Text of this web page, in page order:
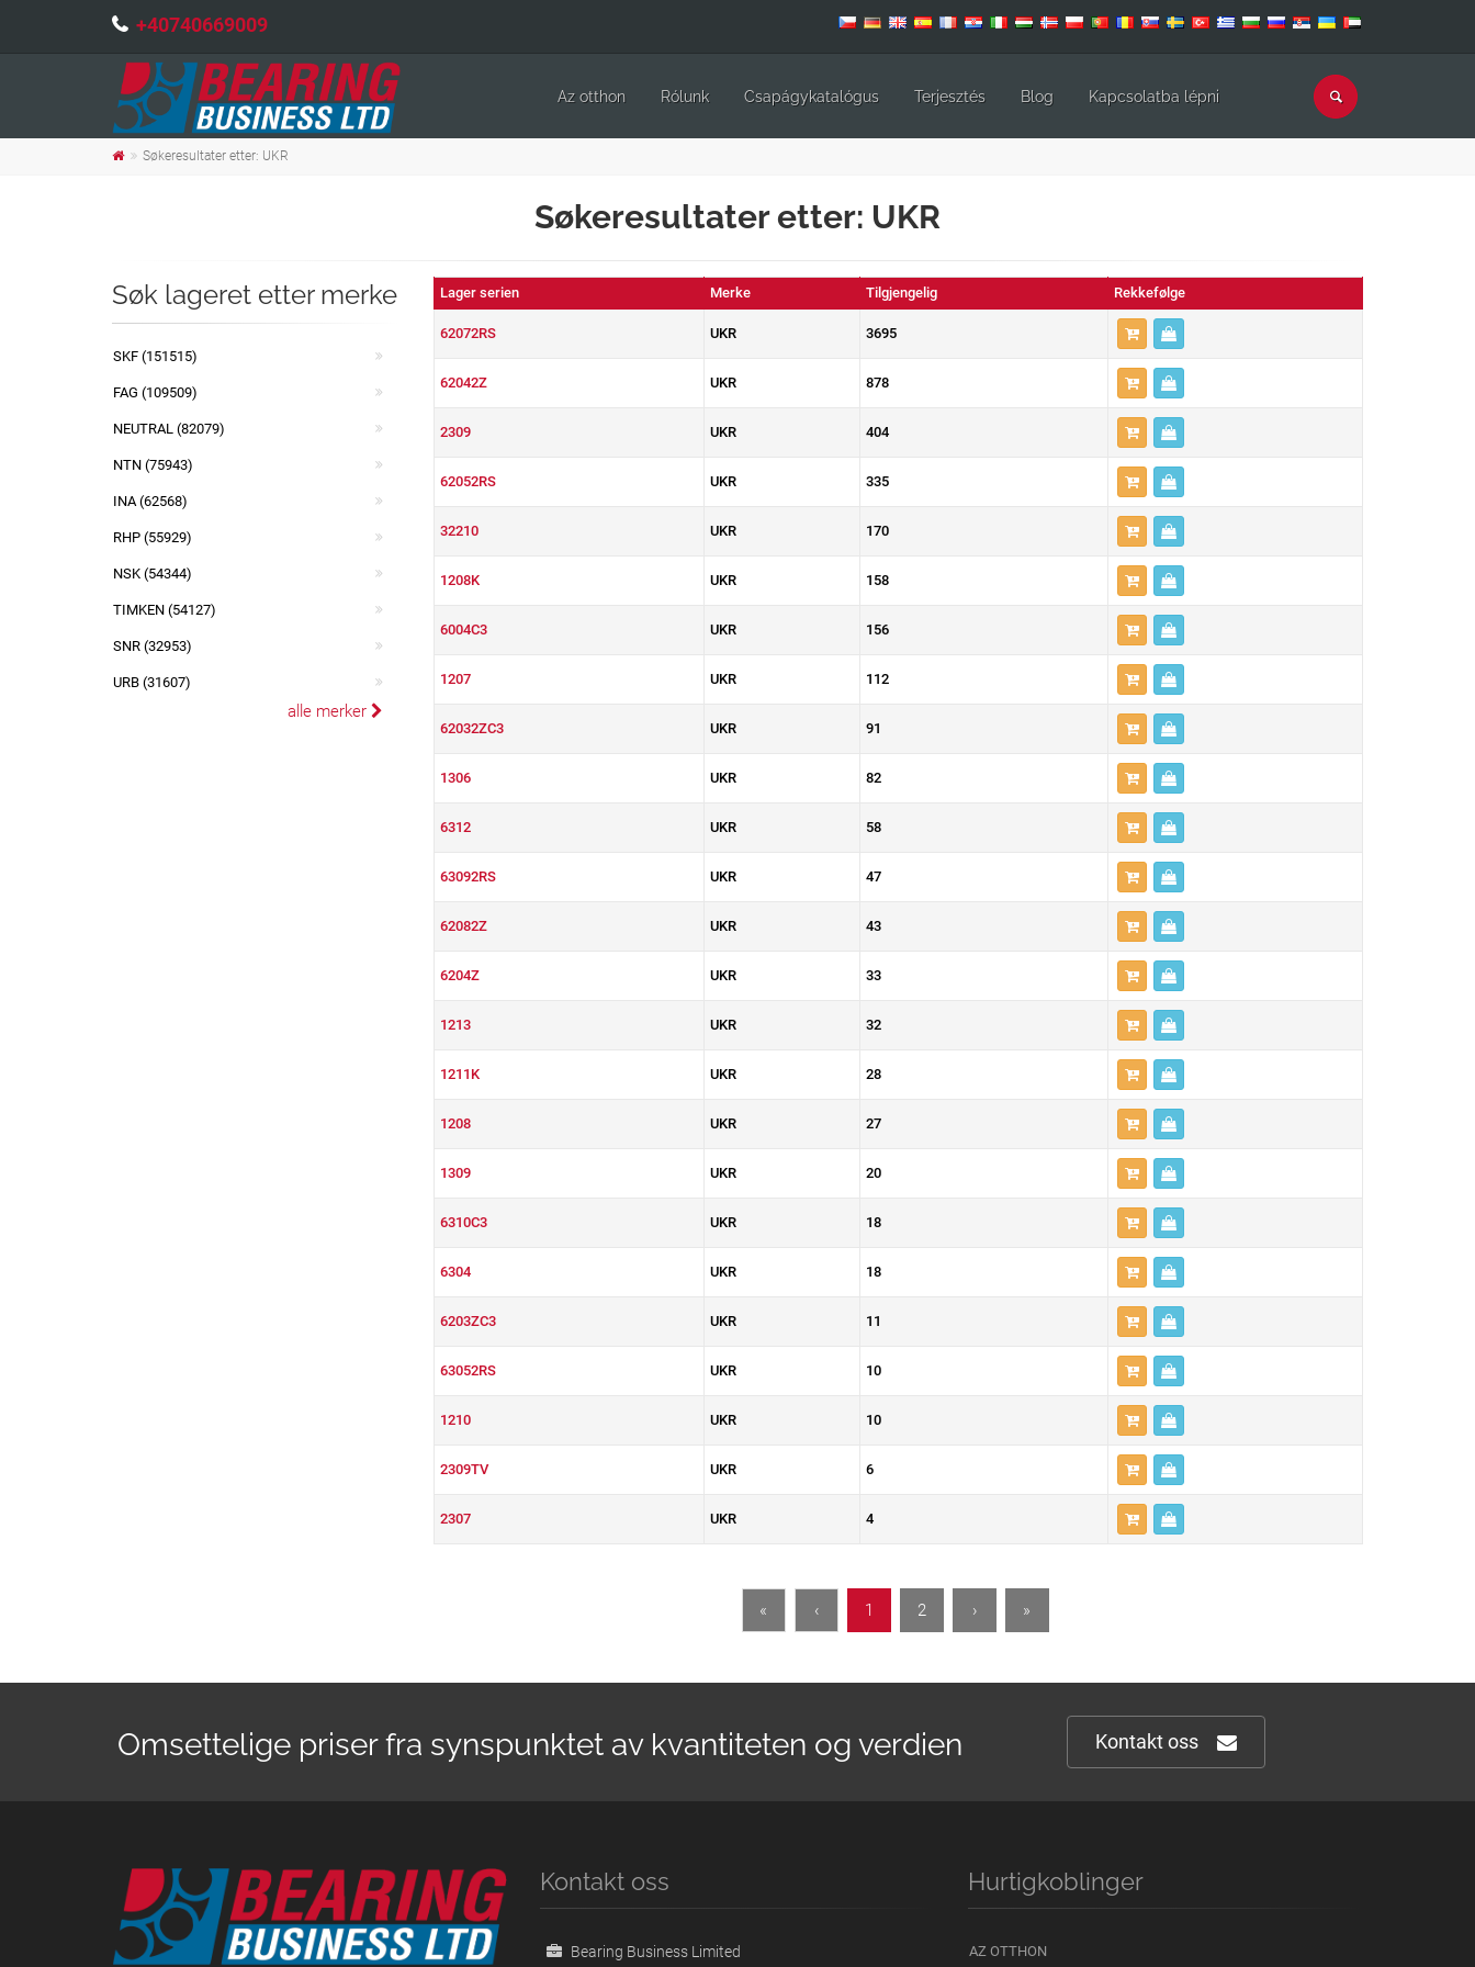
+40740669009
Az otthon Rólunk Csapágykatalógus Terjesztés Blog Kapcsolatba lépni
Søkeresultater etter: UKR
Søkeresultater etter: UKR
Lager serien Merke Tilgjengelig Rekkefølge
62072RS UKR 3695
62042Z UKR 878
2309 UKR 404
62052RS UKR 335
32210 UKR 170
1208K UKR 158
6004C3 UKR 156
1207 UKR 112
62032ZC3 UKR 91
1306 UKR 82
6312 UKR 58
63092RS UKR 47
62082Z UKR 43
6204Z UKR 33
1213 UKR 32
1211K UKR 28
1208 UKR 27
1309 UKR 20
6310C3 UKR 18
6304 UKR 18
6203ZC3 UKR 11
63052RS UKR 10
1210 UKR 10
2309TV UKR 6
2307 UKR 4
« ‹ 1 2 › »
Søk lageret etter merke
SKF (151515)
FAG (109509)
NEUTRAL (82079)
NTN (75943)
INA (62568)
RHP (55929)
NSK (54344)
TIMKEN (54127)
SNR (32953)
URB (31607)
alle merker
Omsettelige priser fra synspunktet av kvantiteten og verdien Kontakt oss
Kontakt oss
Bearing Business Limited
Hurtigkoblinger
AZ OTTHON